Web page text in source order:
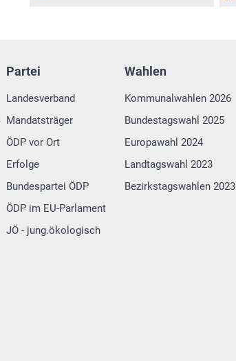
Partei
Landesverband
Mandatsträger
ÖDP vor Ort
Erfolge
Bundespartei ÖDP
ÖDP im EU-Parlament
JÖ - jung.ökologisch
Wahlen
Kommunalwahlen 2026
Bundestagswahl 2025
Europawahl 2024
Landtagswahl 2023
Bezirkstagswahlen 2023